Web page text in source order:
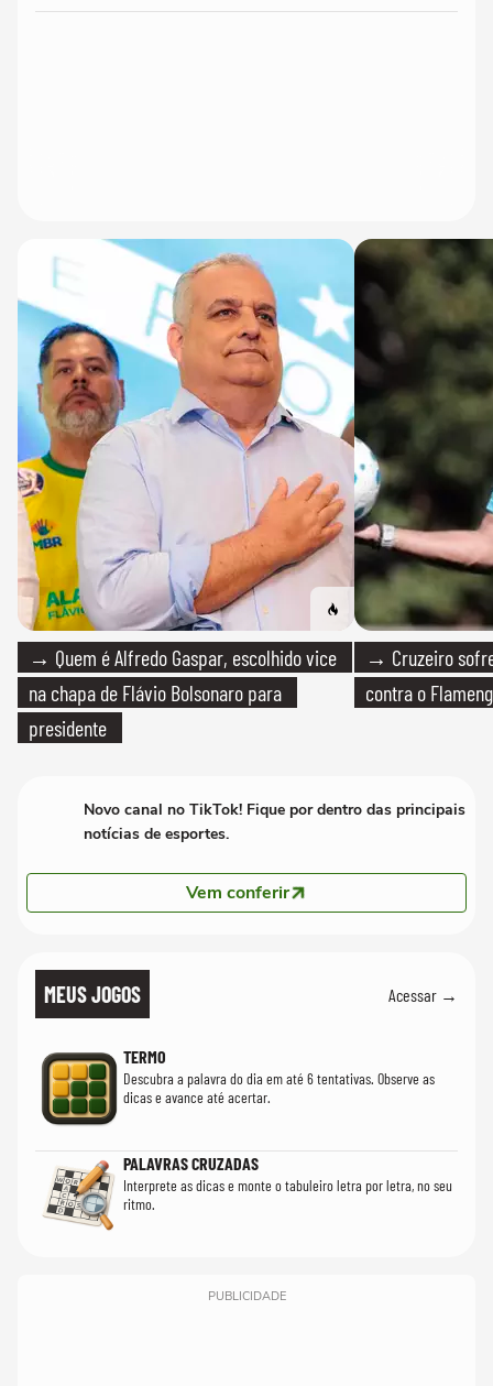
→ Quem é Alfredo Gaspar, escolhido vice
na chapa de Flávio Bolsonaro para
presidente
→ Cruzeiro
contra o
Novo canal no TikTok! Fique por dentro das principais
notícias de esportes.
Vem conferir
MEUS JOGOS Acessar →
TERMO
Descubra a palavra do dia em até 6 tentativas. Observe as
dicas e avance até acertar.
PALAVRAS CRUZADAS
Interprete as dicas e monte o tabuleiro letra por letra, no seu
ritmo.
PUBLICIDADE